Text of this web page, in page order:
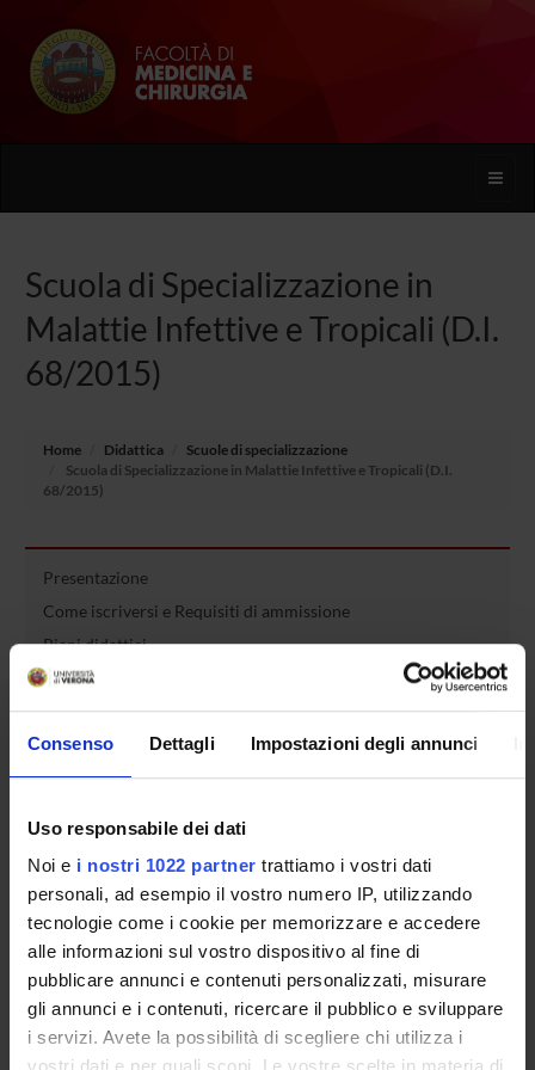
Consenso Dettagli Impostazioni degli annunci
Uso responsabile dei dati
Noi e i nostri 1022 partner trattiamo i vostri dati
personali, ad esempio il vostro numero IP, utilizzando
tecnologie come i cookie per memorizzare e accedere
alle informazioni sul vostro dispositivo al fine di
pubblicare annunci e contenuti personalizzati, misurare
gli annunci e i contenuti, ricercare il pubblico e sviluppare
i servizi. Avete la possibilità di scegliere chi utilizza i
Toggle
Scuola di Specializzazione in
Malattie Infettive e Tropicali (D.I.
68/2015)
Home Didattica
Scuole di specializzazione
Scuola di Specializzazione in Malattie Infettive e Tropicali (D.I.
68/2015)
Presentazione
Come iscriversi e Requisiti di ammissione
Piani didattici
Insegnamenti
Bacheca avvisi
Organi collegiali e di governo
Rete formativa
Servizio Studenti Internazionali
OFFERTA FORMATIVA
SEMESTRE FILTRO
CORSI DI LAUREA